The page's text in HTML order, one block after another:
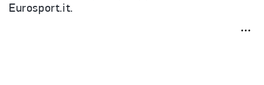
Eurosport.it.